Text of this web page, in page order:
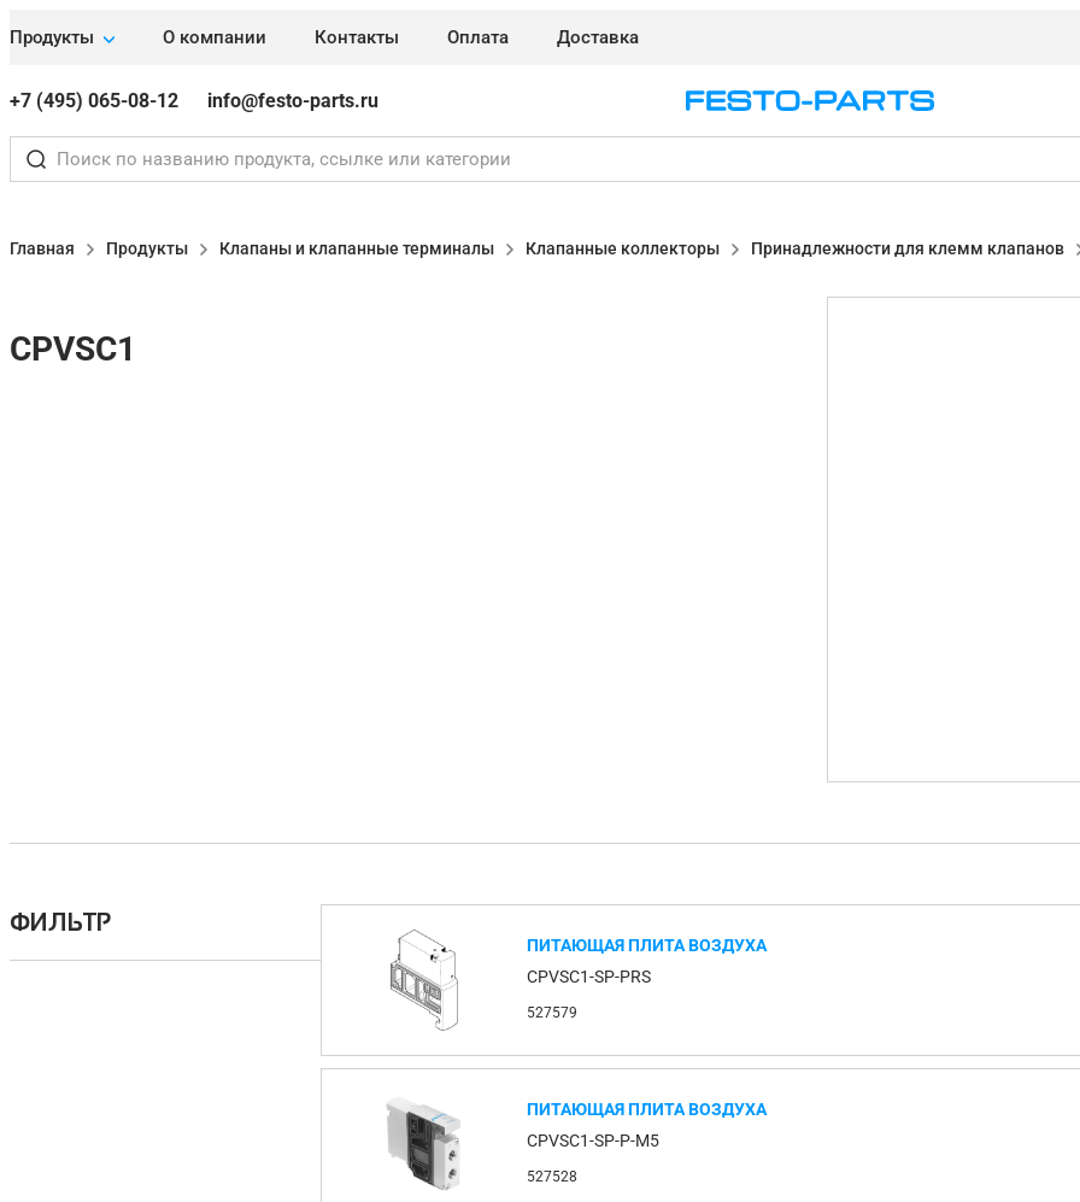
Продукты О компании Контакты Оплата Доставка
+7 (495) 065-08-12 info@festo-parts.ru
Главная Продукты Клапаны и клапанные терминалы Клапанные коллекторы Принадлежности для клемм клапанов
CPVSC1
ФИЛЬТР
ПИТАЮЩАЯ ПЛИТА ВОЗДУХА
CPVSC1-SP-PRS
527579
ПИТАЮЩАЯ ПЛИТА ВОЗДУХА
CPVSC1-SP-P-M5
527528